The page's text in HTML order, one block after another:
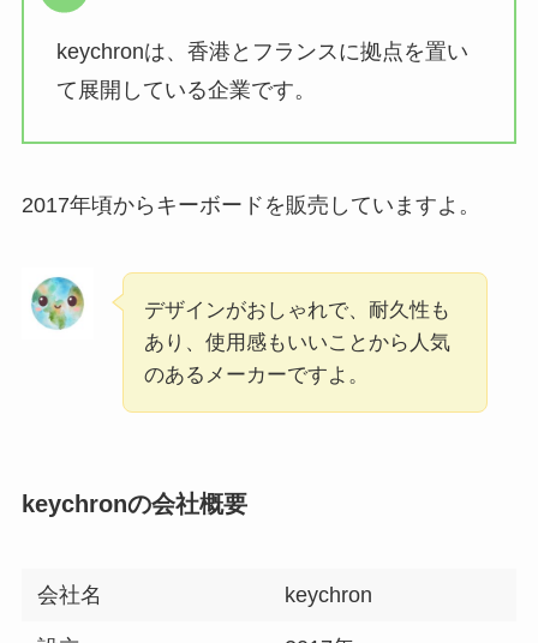
keychronは、香港とフランスに拠点を置い
て展開している企業です。
2017年頃からキーボードを販売していますよ。
デザインがおしゃれで、耐久性も
あり、使用感もいいことから人気
のあるメーカーですよ。
keychronの会社概要
会社名 keychron